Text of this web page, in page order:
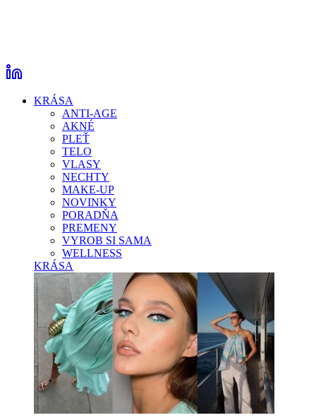
KRÁSA
ANTI-AGE
AKNÉ
PLEŤ
TELO
VLASY
NECHTY
MAKE-UP
NOVINKY
PORADŇA
PREMENY
VYROB SI SAMA
WELLNESS
KRÁSA